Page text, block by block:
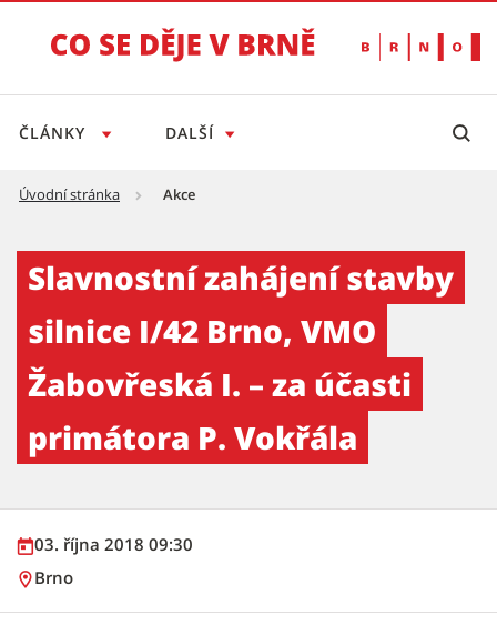
ČLÁNKY DALŠÍ
Úvodní stránka Akce
Slavnostní zahájení stavby
silnice I/42 Brno, VMO
Žabovřeská I. – za účasti
primátora P. Vokřála
03. října 2018 09:30
Brno